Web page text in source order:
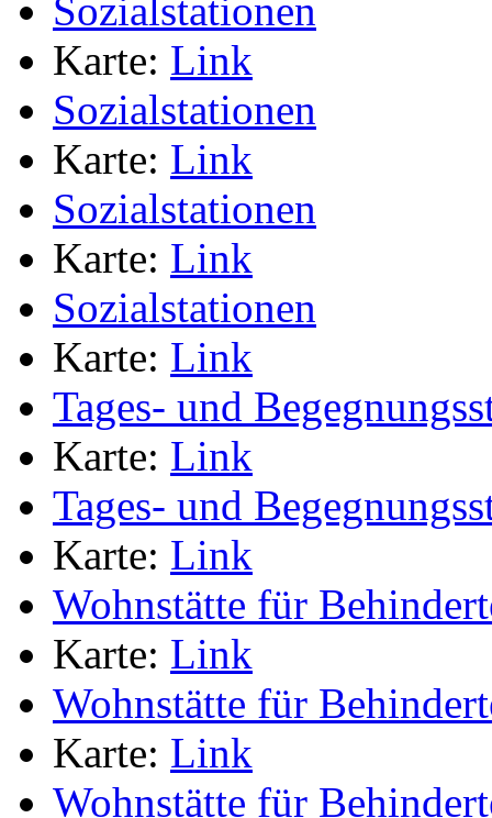
Sozialstationen
Karte: Link
Sozialstationen
Karte: Link
Sozialstationen
Karte: Link
Sozialstationen
Karte: Link
Tages- und
Karte: Link
Tages- und
Karte: Link
Wohnstätte für
Karte: Link
Wohnstätte für
Karte: Link
Wohnstätte für